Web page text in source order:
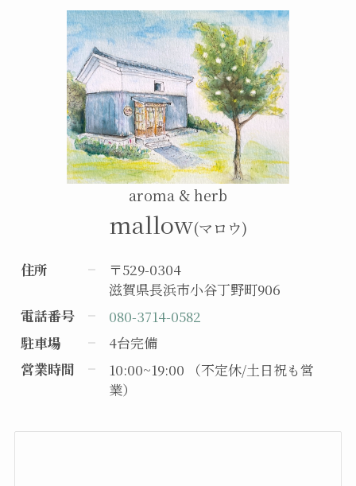
aroma & herb
mallow(マロウ)
住所
〒529-0304
滋賀県長浜市小谷丁野町906
電話番号
080-3714-0582
駐車場
4台完備
営業時間
10:00~19:00 （不定休/土日祝も営
業）